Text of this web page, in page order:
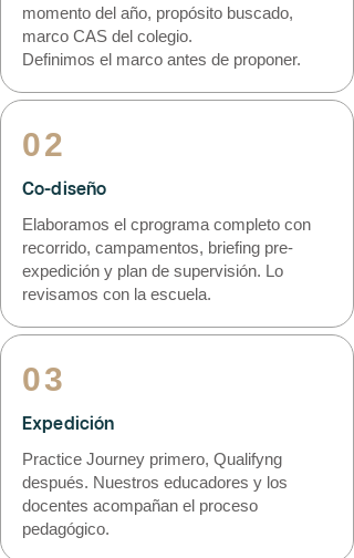
momento del año, propósito buscado,
marco CAS del colegio.
Definimos el marco antes de proponer.
02
Co-diseño
Elaboramos el cprograma completo con
recorrido, campamentos, briefing pre-
expedición y plan de supervisión. Lo
revisamos con la escuela.
03
Expedición
Practice Journey primero, Qualifyng
después. Nuestros educadores y los
docentes acompañan el proceso
pedagógico.